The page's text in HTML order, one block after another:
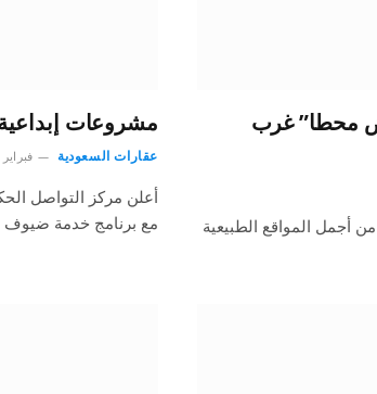
محطا” غرب
أجمل المواقع الطبيعية
مشروعات إبداعية
عقارات السعودية فبراير 15, 2024
أعلن مركز التواصل
مع برنامج خدمة ضيوف